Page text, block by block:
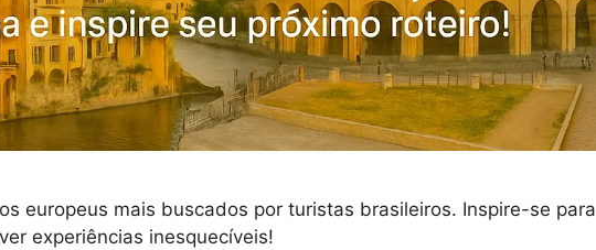
europeus mais buscados por turistas brasileiros. Inspire-se para
experiências inesquecíveis!